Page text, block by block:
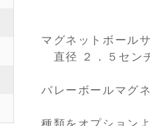
マグネットボール
直径 ２．５セン
バレーボールマグ